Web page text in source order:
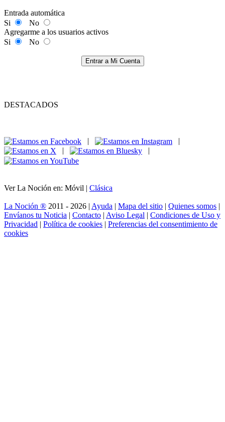
Entrada automática
Si
No
Agregarme a los usuarios activos
Si
No
Entrar a Mi Cuenta
DESTACADOS
|
|
|
|
Ver La Noción en: Móvil | Clásica
La Noción ® 2011 - 2026 | Ayuda | Mapa del sitio | Quienes somos |
Envíanos tu Noticia | Contacto | Aviso Legal | Condiciones de Uso y
Privacidad | Política de cookies | Preferencias del consentimiento de
cookies